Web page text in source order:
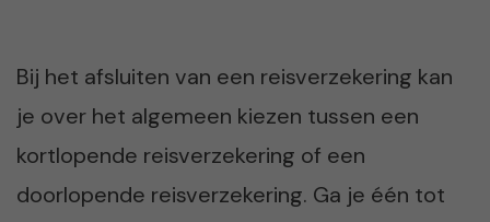
Bij het afsluiten van een reisverzekering kan
je over het algemeen kiezen tussen een
kortlopende reisverzekering of een
doorlopende reisverzekering. Ga je één tot